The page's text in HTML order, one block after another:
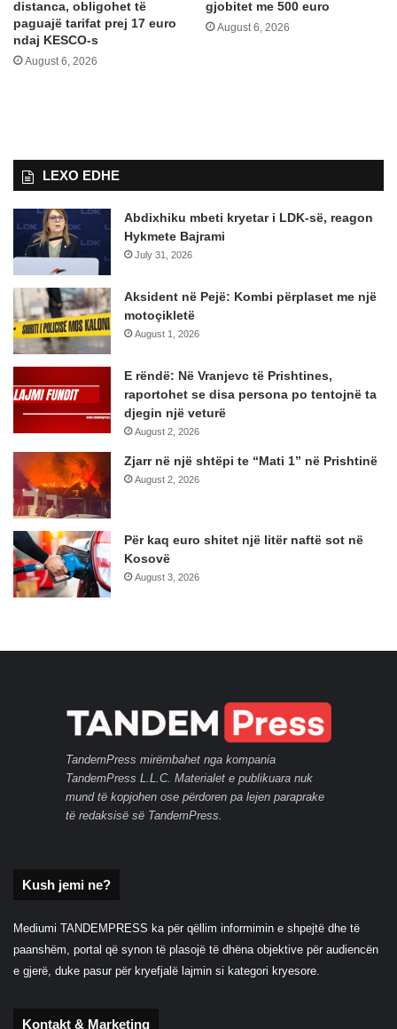
distanca, obligohet të
paguajë tarifat prej 17 euro
ndaj KESCO-s
August 6, 2026
gjobitet me 500 euro
August 6, 2026
LEXO EDHE
Abdixhiku mbeti kryetar i LDK-së, reagon
Hykmete Bajrami
July 31, 2026
Aksident në Pejë: Kombi përplaset me një
motoçikletë
August 1, 2026
E rëndë: Në Vranjevc të Prishtines,
raportohet se disa persona po tentojnë ta
djegin një veturë
August 2, 2026
Zjarr në një shtëpi te “Mati 1” në Prishtinë
August 2, 2026
Për kaq euro shitet një litër naftë sot në
Kosovë
August 3, 2026
TandemPress mirëmbahet nga kompania
TandemPress L.L.C. Materialet e publikuara nuk
mund të kopjohen ose përdoren pa lejen paraprake
të redaksisë së TandemPress.
Kush jemi ne?
Mediumi TANDEMPRESS ka për qëllim informimin e shpejtë dhe të
paanshëm, portal që synon të plasojë të dhëna objektive për audiencën
e gjerë, duke pasur për kryefjalë lajmin si kategori kryesore.
Kontakt & Marketing